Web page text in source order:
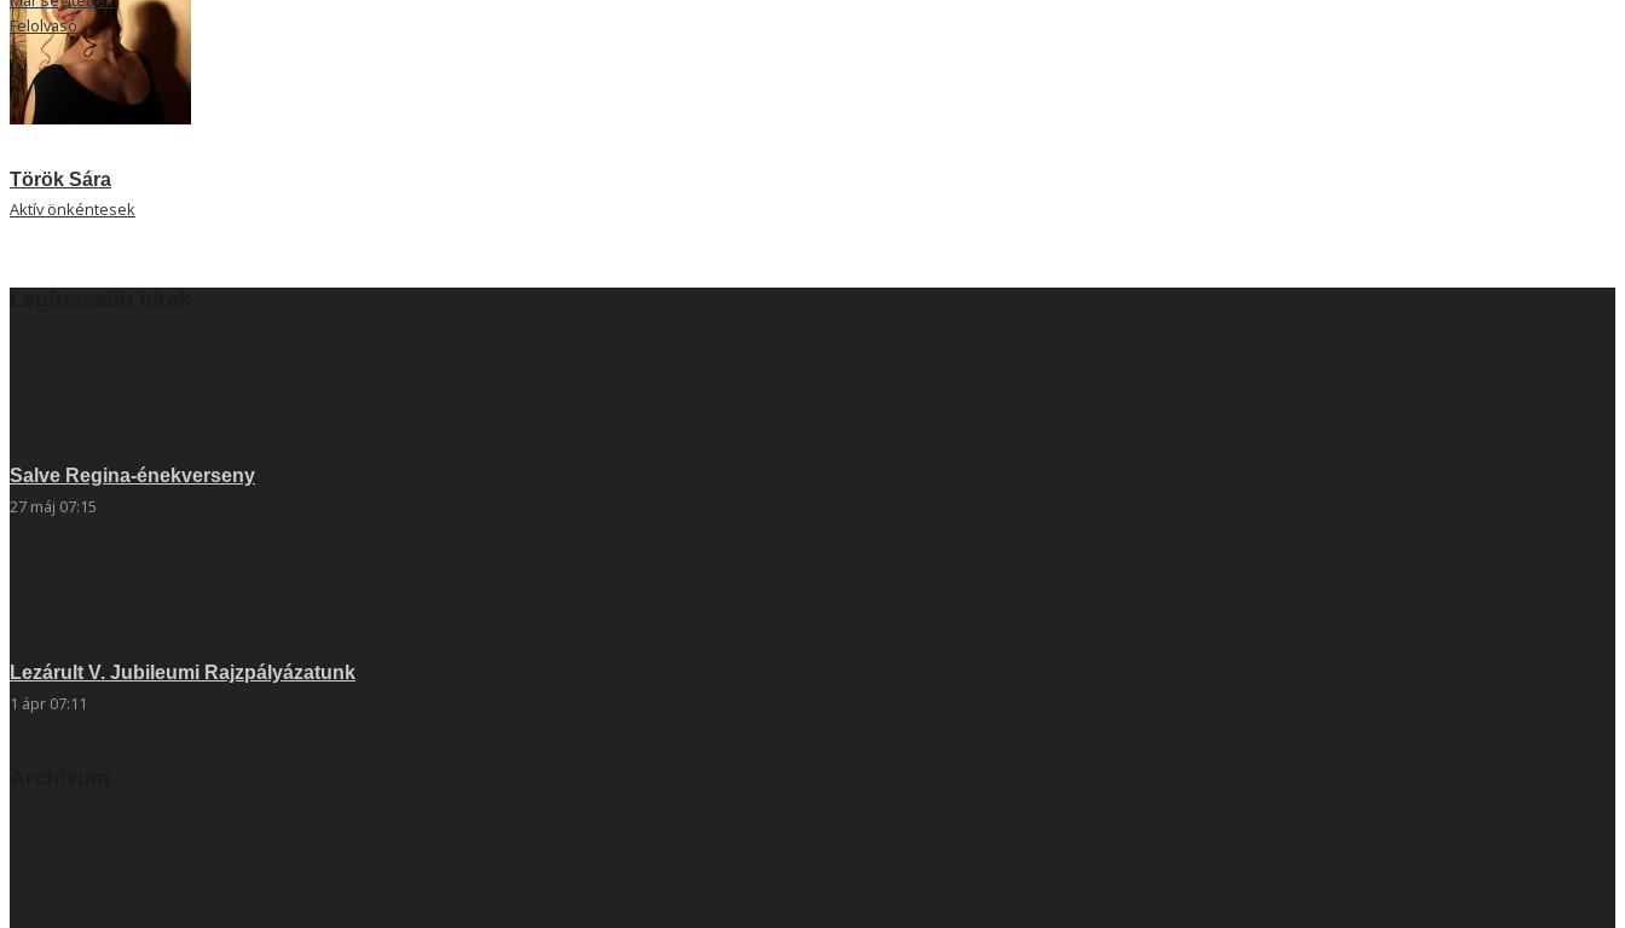
Felolvasó
Török Sára
Aktív önkéntesek
Salve Regina-énekverseny
27 máj 07:15
Lezárult V. Jubileumi Rajzpályázatunk
1 ápr 07:11